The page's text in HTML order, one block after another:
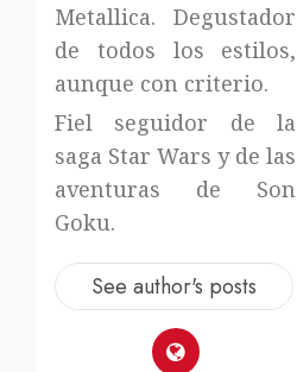
Metallica. Degustador
de todos los estilos,
aunque con criterio.
Fiel seguidor de la
saga Star Wars y de las
aventuras de Son
Goku.
See author's posts